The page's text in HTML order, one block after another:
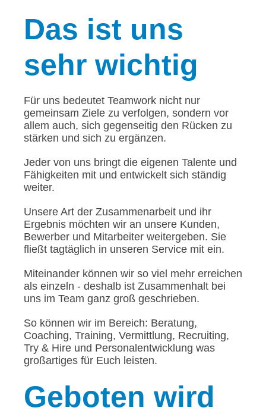
Das ist uns
sehr wichtig
Für uns bedeutet Teamwork nicht nur
gemeinsam Ziele zu verfolgen, sondern vor
allem auch, sich gegenseitig den Rücken zu
stärken und sich zu ergänzen.
Jeder von uns bringt die eigenen Talente und
Fähigkeiten mit und entwickelt sich ständig
weiter.
Unsere Art der Zusammenarbeit und ihr
Ergebnis möchten wir an unsere Kunden,
Bewerber und Mitarbeiter weitergeben. Sie
fließt tagtäglich in unseren Service mit ein.
Miteinander können wir so viel mehr erreichen
als einzeln - deshalb ist Zusammenhalt bei
uns im Team ganz groß geschrieben.
So können wir im Bereich: Beratung,
Coaching, Training, Vermittlung, Recruiting,
Try & Hire und Personalentwicklung was
großartiges für Euch leisten.
Geboten wird